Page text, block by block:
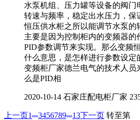
水泵机组、压力罐等设备的阀门
转速与频率，稳定出水压力，保
恒压供水柜之所以能调节水泵的
主要是因为控制柜内的变频器的
PID参数调节来实现。那么变频
什么意思，是怎样进行参数设定
变频柜厂家德兰电气的技术人员
么是PID相
2020-10-14 石家庄配电柜厂家
上一页1...3456789...13下一页 转至第